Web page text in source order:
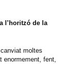
l’horitzó de la
moltes
enormement, fent,